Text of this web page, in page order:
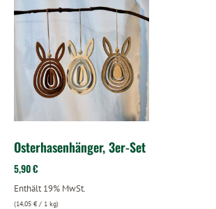
Osterhasenhänger, 3er-Set
5,90€
Enthält 19% MwSt.
(14,05 €/ 1 kg)